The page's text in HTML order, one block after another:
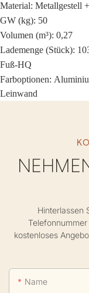
Material: Metallgestell
GW (kg): 50
Volumen (m³): 0,27
Lademenge (Stück):
Fuß-HQ
Farboptionen:
Leinwand
Hinterlassen
kostenloses
Name